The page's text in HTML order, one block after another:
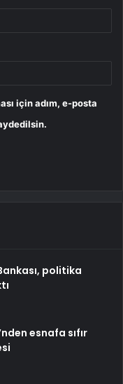
için adım, e-posta
politika
esnafa sıfır